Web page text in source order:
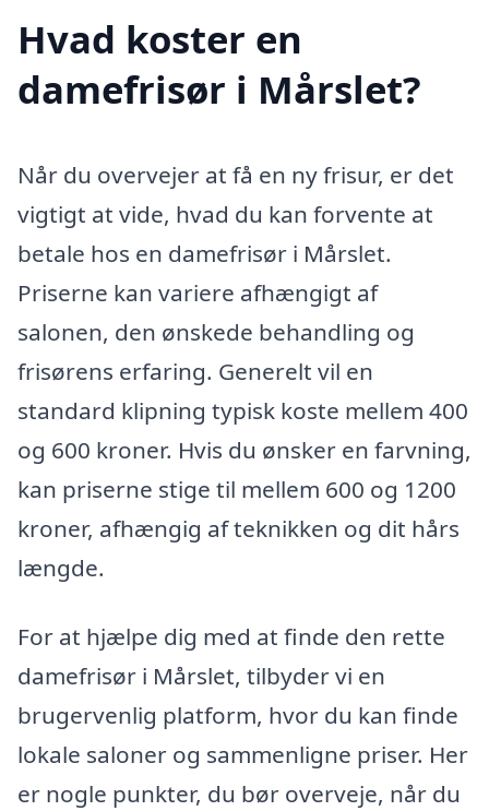
Hvad koster en
damefrisør i Mårslet?
Når du overvejer at få en ny frisur, er det
vigtigt at vide, hvad du kan forvente at
betale hos en damefrisør i Mårslet.
Priserne kan variere afhængigt af
salonen, den ønskede behandling og
frisørens erfaring. Generelt vil en
standard klipning typisk koste mellem 400
og 600 kroner. Hvis du ønsker en farvning,
kan priserne stige til mellem 600 og 1200
kroner, afhængig af teknikken og dit hårs
længde.
For at hjælpe dig med at finde den rette
damefrisør i Mårslet, tilbyder vi en
brugervenlig platform, hvor du kan finde
lokale saloner og sammenligne priser. Her
er nogle punkter, du bør overveje, når du